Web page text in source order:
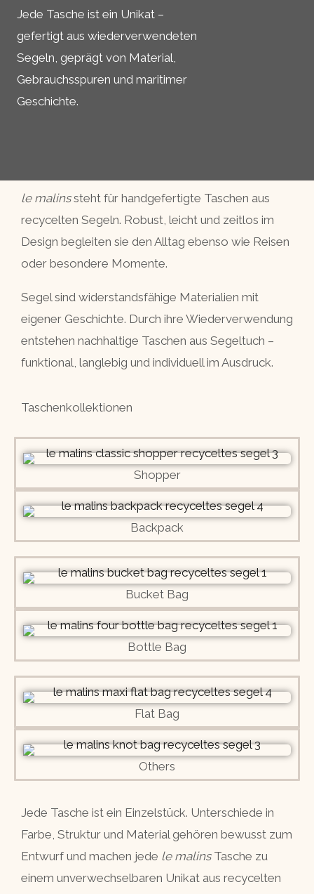
Jede Tasche ist ein Unikat –
gefertigt aus wiederverwendeten
Segeln, geprägt von Material,
Gebrauchsspuren und maritimer
Geschichte.
le malinssteht für handgefertigte Taschen aus
recycelten Segeln. Robust, leicht und zeitlos im
Design begleiten sie den Alltag ebenso wie Reisen
oder besondere Momente.
Segel sind widerstandsfähige Materialien mit
eigener Geschichte. Durch ihre Wiederverwendung
entstehen nachhaltige Taschen aus Segeltuch –
funktional, langlebig und individuell im Ausdruck.
Taschenkollektionen
Shopper
Backpack
Bucket Bag
Bottle Bag
Flat Bag
Others
Jede Tasche ist ein Einzelstück. Unterschiede in
Farbe, Struktur und Material gehören bewusst zum
Entwurf und machen jede le malinsTasche zu
einem unverwechselbaren Unikat aus recycelten